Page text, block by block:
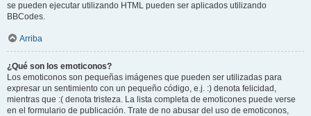
se pueden ejecutar utilizando HTML pueden ser aplicados utilizando
BBCodes.
Arriba
¿Qué son los emoticonos?
Los emoticonos son pequeñas imágenes que pueden ser utilizadas para
expresar un sentimiento con un pequeño código, e.j. :) denota felicidad,
mientras que :( denota tristeza. La lista completa de emoticones puede verse
en el formulario de publicación. Trate de no abusar del uso de emoticonos,